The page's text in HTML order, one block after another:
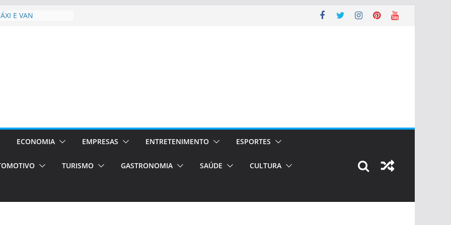
Estão
em Porto
de transfer,
de alto padrão
bolsas –
o segundo
únicas e
de volta!
ECONOMIA EMPRESAS ENTRETENIMENTO ESPORTES
TURISMO GASTRONOMIA SAÚDE CULTURA